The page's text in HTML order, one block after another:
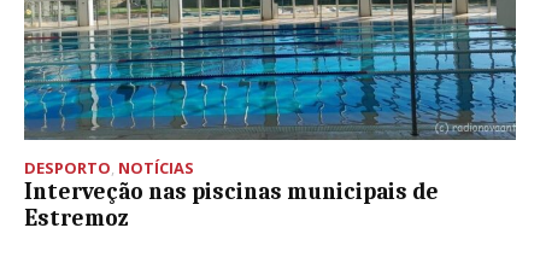
DESPORTO, NOTÍCIAS
Interveção nas piscinas municipais de
Estremoz